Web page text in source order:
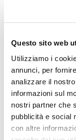
Questo sito web
Utilizziamo i
annunci, per
analizzare il
informazioni sul
nostri partner che
pubblicità e social
con altre
sua
eguali e il suo
funzione
autentica
Werner Jeker è
realizzati in
mostra ne
focus sui lavori